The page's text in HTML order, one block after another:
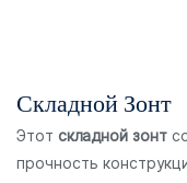
Складной Зонт
Этот складной зонт
прочность